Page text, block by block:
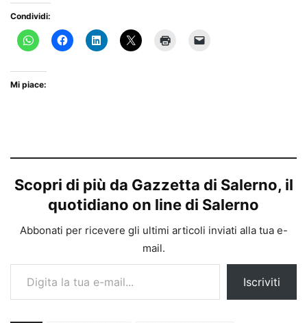
Condividi:
Mi piace:
Scopri di più da Gazzetta di Salerno, il
quotidiano on line di Salerno
Abbonati per ricevere gli ultimi articoli inviati alla tua e-
mail.
Digita la tua e-mail...
Iscriviti